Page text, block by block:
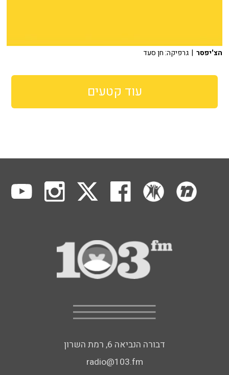
הצ'יפסר | גרפיקה: חן סעד
עוד קטעים
דבורה הנביאה 6, רמת השרון
radio@103.fm